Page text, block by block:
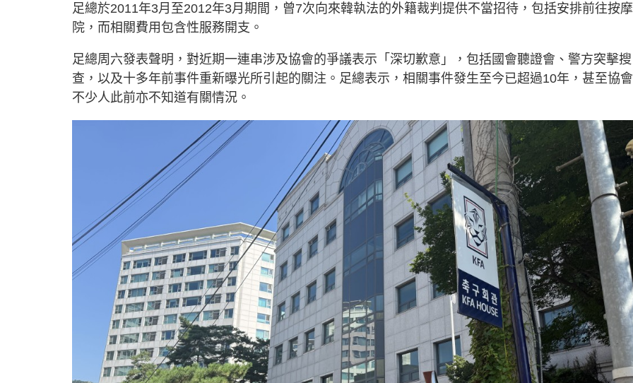
足總於2011年3月至2012年3月期間，曾7次向來韓執法的外籍裁判提供不當招待，包括安排前往按摩
院，而相關費用包含性服務開支。
足總周六發表聲明，對近期一連串涉及協會的爭議表示「深切歉意」，包括國會聽證會、警方突擊搜
查，以及十多年前事件重新曝光所引起的關注。足總表示，相關事件發生至今已超過10年，甚至協
不少人此前亦不知道有關情況。